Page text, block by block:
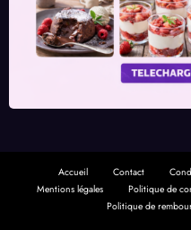
Accueil Contact
Mentions légales
Politique de
Politique de